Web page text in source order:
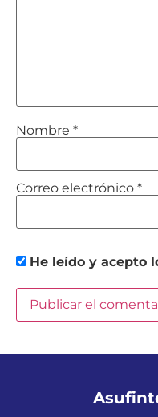
Nombre *
Correo electrónico *
He leído y acepto